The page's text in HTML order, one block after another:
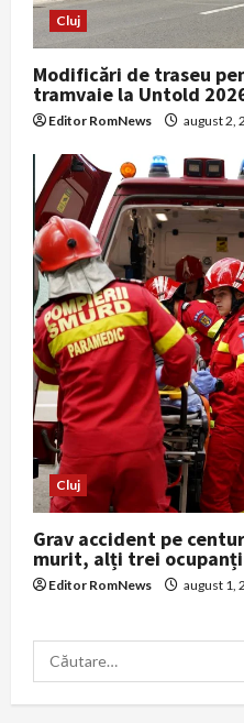
Cluj
Modificări de traseu
tramvaie la Untold
Editor RomNews august 2,
Cluj
Grav accident pe
murit, alți trei
Editor RomNews august 1,
Caută
după: